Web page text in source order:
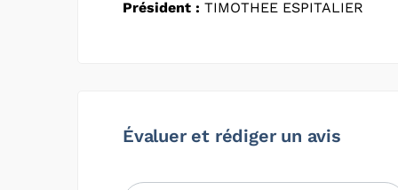
Président : TIMOTHEE ESPITALIER
Évaluer et rédiger un avis